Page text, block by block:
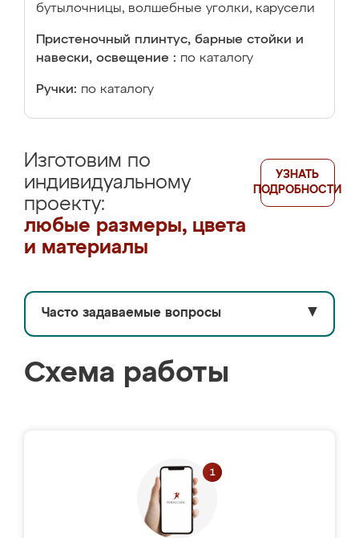
бутылочницы, волшебные уголки, карусели
Пристеночный плинтус, барные стойки и
навески, освещение : по каталогу
Ручки: по каталогу
Изготовим по
индивидуальному
проекту:
любые размеры, цвета
и материалы
УЗНАТЬ
ПОДРОБНОСТИ
Часто задаваемые вопросы ▼
Схема работы